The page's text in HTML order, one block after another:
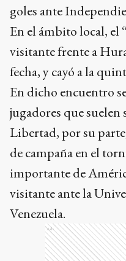
goles ante
En el ámbito local, el
visitante frente a
fecha, y cayó a la
En dicho encuentro
jugadores que suelen
Libertad, por su
de campaña en el
importante de
visitante ante la
Venezuela.
Ads